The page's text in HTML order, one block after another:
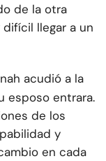
de la otra
llegar a un
acudió a la
esposo entrara.
de los
y
en cada